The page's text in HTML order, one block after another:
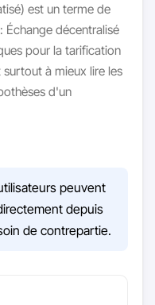
est un terme de
Échange décentralisé
pour la tarification
à mieux lire les
d'un
peuvent
depuis
de contrepartie.